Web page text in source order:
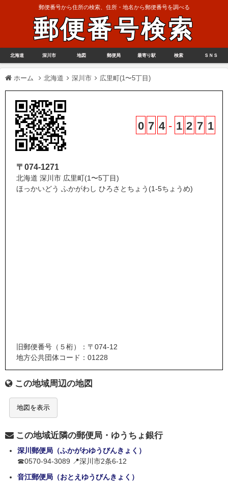
郵便番号から住所の検索、住所・地名から郵便番号を調べる
郵便番号検索
北海道 深川市 地図 郵便局 最寄り駅 検索 ＳＮＳ
ホーム 北海道 深川市 広里町(1〜5丁目)
0 7 4 - 1 2 7 1
〒074-1271
北海道 深川市 広里町(1〜5丁目)
ほっかいどう ふかがわし ひろさとちょう(1-5ちょうめ)
旧郵便番号（５桁）：〒074-12
地方公共団体コード：01228
この地域周辺の地図
地図を表示
この地域近隣の郵便局・ゆうちょ銀行
深川郵便局（ふかがわゆうびんきょく）
☎0570-94-3089 📍深川市2条6-12
音江郵便局（おとえゆうびんきょく）